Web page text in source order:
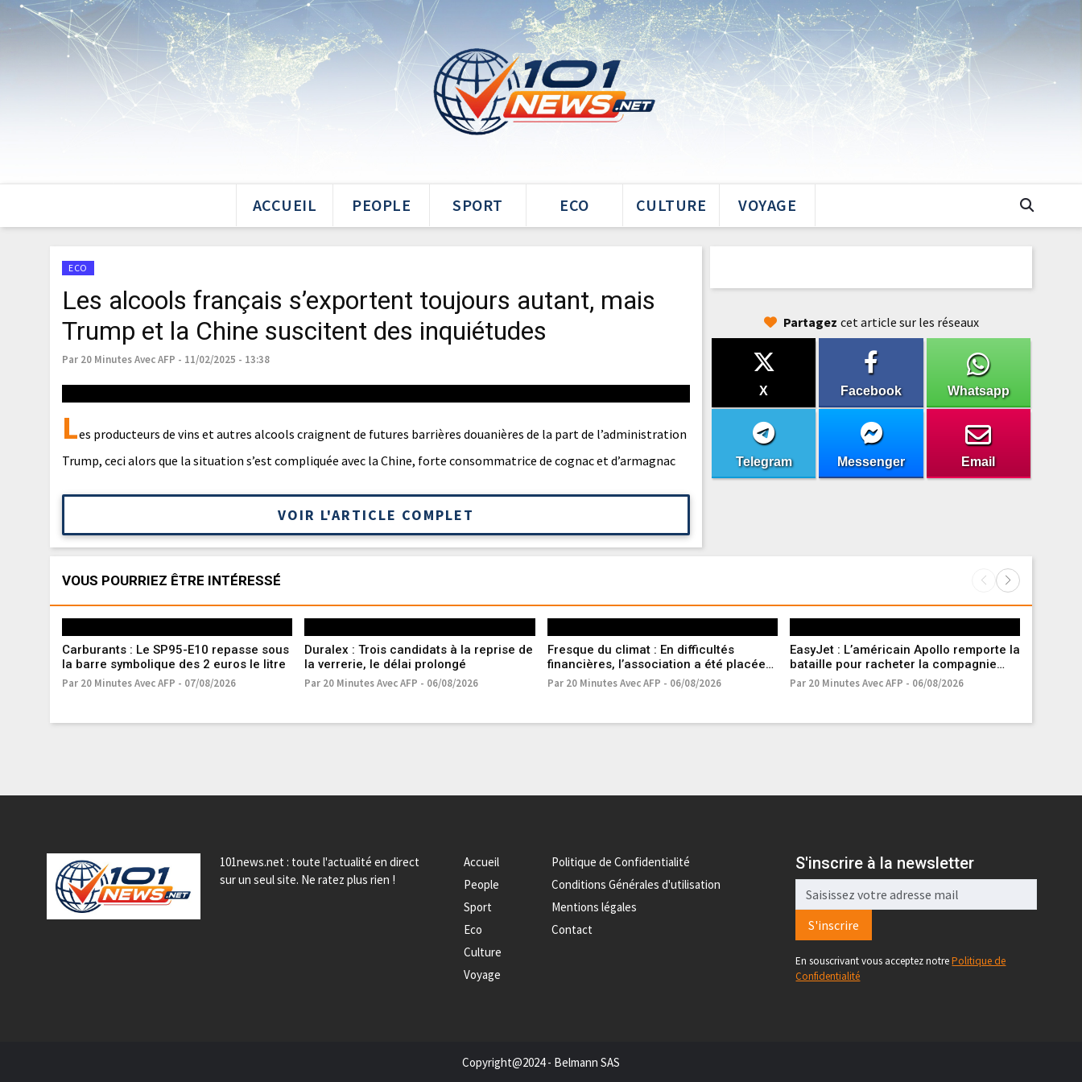
ACCUEIL PEOPLE SPORT ECO CULTURE VOYAGE
ECO
Les alcools français s’exportent toujours autant, mais
Trump et la Chine suscitent des inquiétudes
Par 20 Minutes Avec AFP - 11/02/2025 - 13:38
Les producteurs de vins et autres alcools craignent de futures barrières douanières de la part de l’administration
Trump, ceci alors que la situation s’est compliquée avec la Chine, forte consommatrice de cognac et d’armagnac
VOIR L'ARTICLE COMPLET
Partagez cet article sur les réseaux
X Facebook Whatsapp
Telegram Messenger Email
VOUS POURRIEZ ÊTRE INTÉRESSÉ
Carburants : Le SP95-E10 repasse sous
la barre symbolique des 2 euros le litre
Par 20 Minutes Avec AFP - 07/08/2026
Duralex : Trois candidats à la reprise de
la verrerie, le délai prolongé
Par 20 Minutes Avec AFP - 06/08/2026
Fresque du climat : En difficultés
financières, l’association a été placée
en procédure de sauvegarde
Par 20 Minutes Avec AFP - 06/08/2026
EasyJet : L’américain Apollo remporte la
bataille pour racheter la compagnie
aérienne low-cost
Par 20 Minutes Avec AFP - 06/08/2026
101news.net : toute l'actualité en direct
sur un seul site. Ne ratez plus rien !
Accueil
People
Sport
Eco
Culture
Voyage
Politique de Confidentialité
Conditions Générales d'utilisation
Mentions légales
Contact
S'inscrire à la newsletter
S'inscrire
En souscrivant vous acceptez notrePolitique de
Confidentialité
Copyright@2024 - Belmann SAS